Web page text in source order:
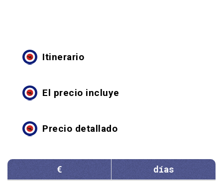
Itinerario
El precio incluye
Precio detallado
€ días